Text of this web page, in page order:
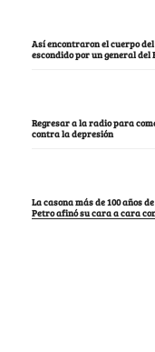
Así encontraron el cuerpo
escondido por un general del
Regresar a la radio para
contra la depresión
La casona más de 100 años
Petro afinó su cara a cara